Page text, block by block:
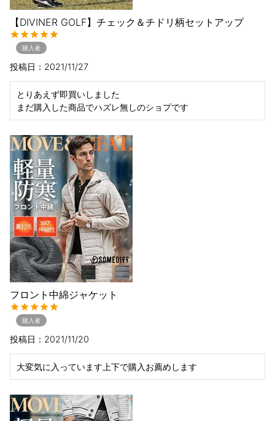
【DIVINER GOLF】チェック＆チドリ柄セットアップ
購入者
投稿日 2021/11/27
とりあえず即買いしました
まだ購入した商品でハズレ無しのショプです
フロント中綿ジャケット
購入者
投稿日 2021/11/20
大変気に入っています上下で購入お薦めします